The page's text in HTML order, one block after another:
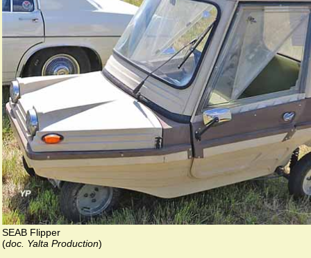
SEAB Flipper
(doc. Yalta Production)